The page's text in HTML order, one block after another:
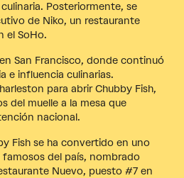
Posteriormente, se
de Niko, un restaurante
el SoHo.
San Francisco, donde continuó
e influencia culinarias.
para abrir Chubby Fish,
del muelle a la mesa que
nacional.
Fish se ha convertido en uno
del país, nombrado
Nuevo, puesto #7 en